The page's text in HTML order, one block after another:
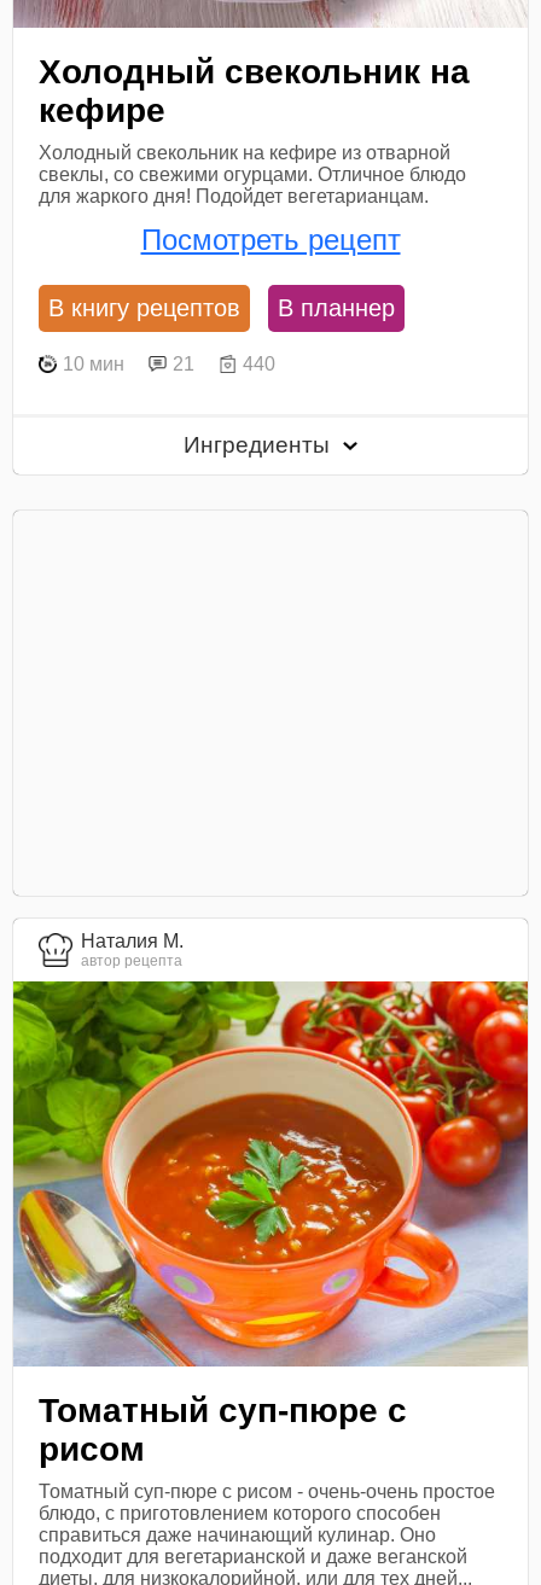
Холодный свекольник на
кефире
Холодный свекольник на кефире из отварной
свеклы, со свежими огурцами. Отличное блюдо
для жаркого дня! Подойдет вегетарианцам.
Посмотреть рецепт
В книгу рецептов В планнер
10 мин 21 440
Ингредиенты
Наталия М.
автор рецепта
Томатный суп-пюре с
рисом
Томатный суп-пюре с рисом - очень-очень простое
блюдо, с приготовлением которого способен
справиться даже начинающий кулинар. Оно
подходит для вегетарианской и даже веганской
диеты, для низкокалорийной, или для тех дней...